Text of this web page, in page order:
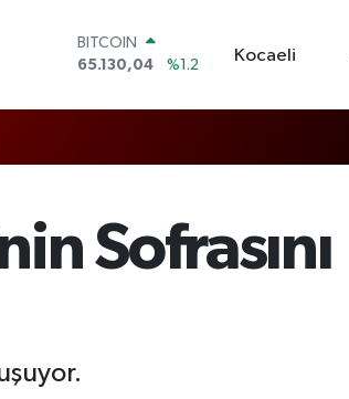
DOLAR
47,7106
%0.17
55,1652
%0.27
BİST100
13.773
%-19
BITCOIN
Kocaeli
Sofrasını